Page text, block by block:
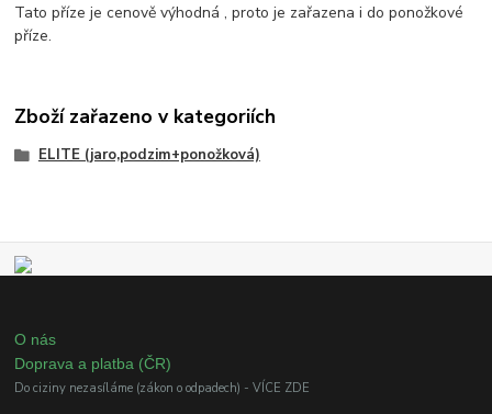
Tato příze je cenově výhodná , proto je zařazena i do ponožkové
příze.
Zboží zařazeno v kategoriích
ELITE (jaro,podzim+ponožková)
O nás
Doprava a platba (ČR)
Do ciziny nezasíláme (zákon o odpadech) - VÍCE ZDE